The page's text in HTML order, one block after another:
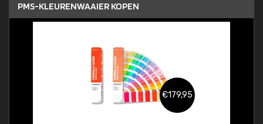
PMS-KLEURENWAAIER KOPEN
€179,95